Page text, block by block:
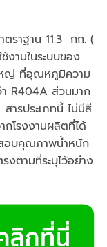
฿.
ตราฐาน 11.3 กก. (
งานในระบบของ
หญ่ ที่อุณหภูมิความ
า R404A ส่วนมาก
ารประเภทนี้ ไม่มีสี
กโรงงานผลิตที่ได้
สอบคุณภาพน้ำหนัก
งตามที่ระบุไว้อย่าง